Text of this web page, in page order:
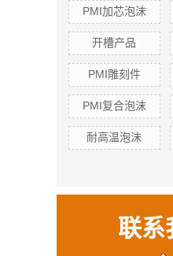
PMI加芯泡沫
开槽产品
PMI雕刻件
PMI复合泡沫
耐高温泡沫
联系